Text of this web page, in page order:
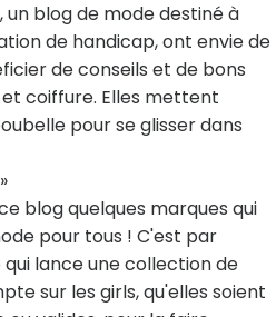
un blog de mode destiné à
de handicap, ont envie de
de conseils et de bons
coiffure. Elles mettent
pour se glisser dans
blog quelques marques qui
pour tous ! C'est par
lance une collection de
sur les girls, qu'elles soient